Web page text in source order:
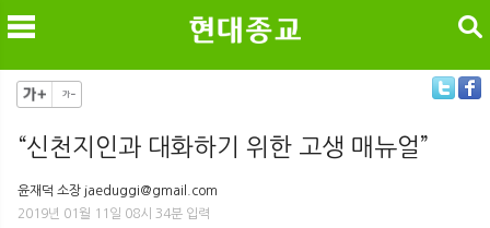
검색
“신천지인과 대화하기 위한 고생 매뉴얼”
윤재덕 소장 jaeduggi@gmail.com
2019년 01월 11일 08시 34분 입력